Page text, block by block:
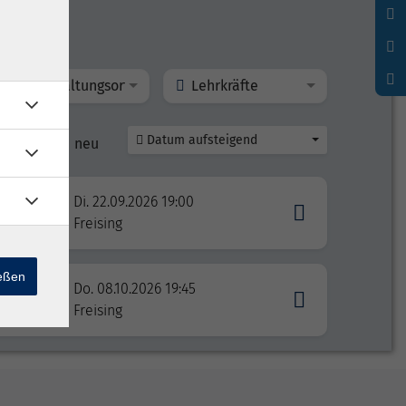
Veranstaltungsort Lehrkräfte
neu Datum aufsteigend
Di. 22.09.2026 19:00
Freising
Do. 08.10.2026 19:45
Freising